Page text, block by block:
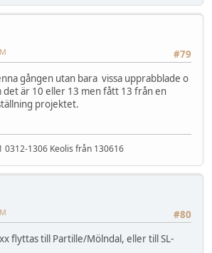
#79
gången utan bara vissa upprabblade o
det är 10 eller 13 men fått 13 från en
projektet.
0312-1306 Keolis från 130616
#80
flyttas till Partille/Mölndal, eller till SL-